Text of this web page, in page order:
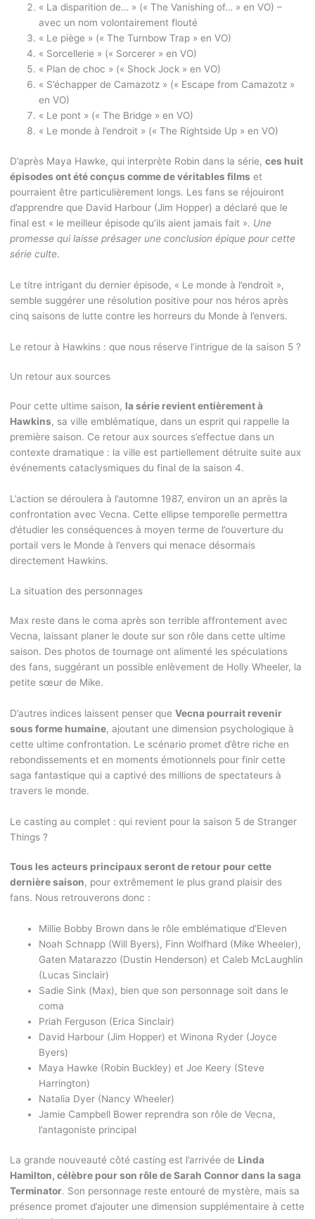
« La disparition de… » (« The Vanishing of… » en VO) –
avec un nom volontairement flouté
« Le piège » (« The Turnbow Trap » en VO)
« Sorcellerie » (« Sorcerer » en VO)
« Plan de choc » (« Shock Jock » en VO)
« S’échapper de Camazotz » (« Escape from Camazotz »
en VO)
« Le pont » (« The Bridge » en VO)
« Le monde à l’endroit » (« The Rightside Up » en VO)
D’après Maya Hawke, qui interprète Robin dans la série, ces huit
épisodes ont été conçus comme de véritables films et
pourraient être particulièrement longs. Les fans se réjouiront
d’apprendre que David Harbour (Jim Hopper) a déclaré que le
final est « le meilleur épisode qu’ils aient jamais fait ». Une
promesse qui laisse présager une conclusion épique pour cette
série culte.
Le titre intrigant du dernier épisode, « Le monde à l’endroit »,
semble suggérer une résolution positive pour nos héros après
cinq saisons de lutte contre les horreurs du Monde à l’envers.
Le retour à Hawkins : que nous réserve l’intrigue de la saison 5 ?
Un retour aux sources
Pour cette ultime saison, la série revient entièrement à
Hawkins, sa ville emblématique, dans un esprit qui rappelle la
première saison. Ce retour aux sources s’effectue dans un
contexte dramatique : la ville est partiellement détruite suite aux
événements cataclysmiques du final de la saison 4.
L’action se déroulera à l’automne 1987, environ un an après la
confrontation avec Vecna. Cette ellipse temporelle permettra
d’étudier les conséquences à moyen terme de l’ouverture du
portail vers le Monde à l’envers qui menace désormais
directement Hawkins.
La situation des personnages
Max reste dans le coma après son terrible affrontement avec
Vecna, laissant planer le doute sur son rôle dans cette ultime
saison. Des photos de tournage ont alimenté les spéculations
des fans, suggérant un possible enlèvement de Holly Wheeler, la
petite sœur de Mike.
D’autres indices laissent penser que Vecna pourrait revenir
sous forme humaine, ajoutant une dimension psychologique à
cette ultime confrontation. Le scénario promet d’être riche en
rebondissements et en moments émotionnels pour finir cette
saga fantastique qui a captivé des millions de spectateurs à
travers le monde.
Le casting au complet : qui revient pour la saison 5 de Stranger
Things ?
Tous les acteurs principaux seront de retour pour cette
dernière saison, pour extrêmement le plus grand plaisir des
fans. Nous retrouverons donc :
Millie Bobby Brown dans le rôle emblématique d’Eleven
Noah Schnapp (Will Byers), Finn Wolfhard (Mike Wheeler),
Gaten Matarazzo (Dustin Henderson) et Caleb McLaughlin
(Lucas Sinclair)
Sadie Sink (Max), bien que son personnage soit dans le
coma
Priah Ferguson (Erica Sinclair)
David Harbour (Jim Hopper) et Winona Ryder (Joyce
Byers)
Maya Hawke (Robin Buckley) et Joe Keery (Steve
Harrington)
Natalia Dyer (Nancy Wheeler)
Jamie Campbell Bower reprendra son rôle de Vecna,
l’antagoniste principal
La grande nouveauté côté casting est l’arrivée de Linda
Hamilton, célèbre pour son rôle de Sarah Connor dans la saga
Terminator. Son personnage reste entouré de mystère, mais sa
présence promet d’ajouter une dimension supplémentaire à cette